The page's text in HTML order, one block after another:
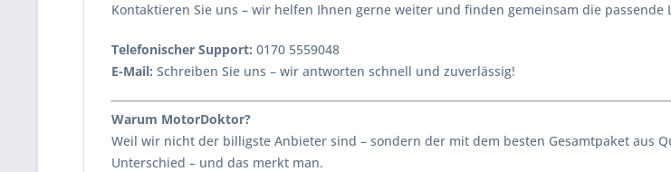
Kontaktieren Sie uns – wir helfen Ihnen gerne weiter und finden gemeinsam die passende
Telefonischer Support: 0170 5559048
E-Mail: Schreiben Sie uns – wir antworten schnell und zuverlässig!
Warum MotorDoktor?
Weil wir nicht der billigste Anbieter sind – sondern der mit dem besten Gesamtpaket aus
Unterschied – und das merkt man.